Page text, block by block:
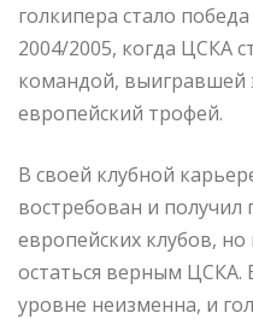
голкипера стало
2004/2005, когда ЦСКА
командой, выигравшей
европейский трофей.
В своей клубной
востребован и получил
европейских клубов,
остаться верным ЦСКА.
уровне неизменна, и